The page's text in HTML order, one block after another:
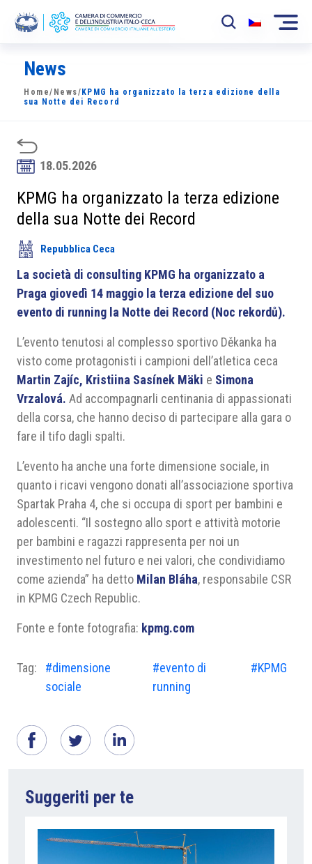
La Camera
News
Sviluppo Mercato
Soci
Partner
Progetti
Area riservata
News
Home/ News/ KPMG ha organizzato la terza edizione della
sua Notte dei Record
18.05.2026
KPMG ha organizzato la terza edizione
della sua Notte dei Record
Repubblica Ceca
La società di consulting KPMG ha organizzato a
Praga giovedì 14 maggio la terza edizione del suo
evento di running la Notte dei Record (Noc rekordů).
L’evento tenutosi al complesso sportivo Děkanka ha
visto come protagonisti i campioni dell’atletica ceca
Martin Zajíc, Kristiina Sasínek Mäki e Simona
Vrzalová. Ad accompagnarli centinania di appassionati
della corsa, che hanno deciso di partecipare alla gara o
fare il tifo dagli spalti.
L’evento ha anche una forte dimensione sociale, in
quanto i ricavi vengono donati all’associazione sportiva
Spartak Praha 4, che si occupa di sport per bambini e
adolescenti. “Il sostegno allo sport e attività motorie
per bambini e ragazzi rappresenta per noi un
investimento nel futuro e nei valori, che condividiamo
come azienda” ha detto Milan Bláha, responsabile CSR
in KPMG Czech Republic.
Fonte e fonte fotografia: kpmg.com
Tag:
#dimensione
sociale
#evento di
running
#KPMG
Suggeriti per te